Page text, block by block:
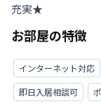
充実★
お部屋の特徴
インターネット対応
即日入居相談可